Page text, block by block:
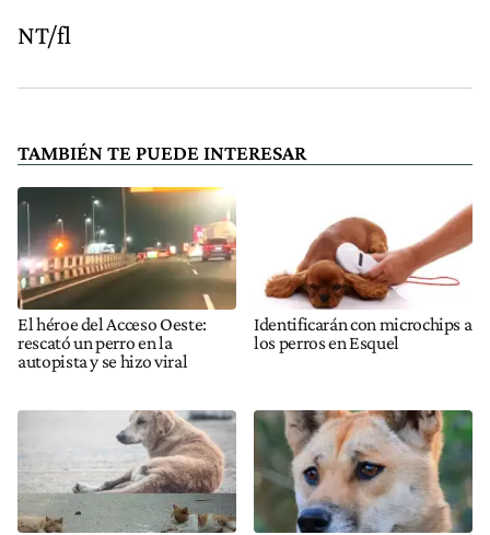
NT/fl
TAMBIÉN TE PUEDE INTERESAR
El héroe del Acceso Oeste:
rescató un perro en la
autopista y se hizo viral
Identificarán con microchips a
los perros en Esquel